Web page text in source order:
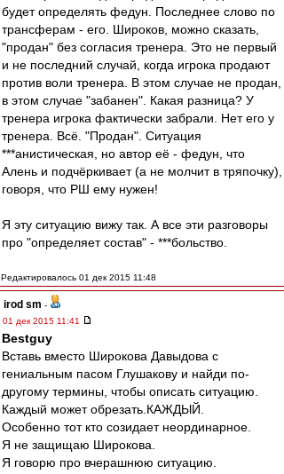
будет определять федун. Последнее слово по
трансферам - его. Широков, можно сказать,
"продан" без согласия тренера. Это не первый
и не последний случай, когда игрока продают
против воли тренера. В этом случае не продан,
в этом случае "забанен". Какая разница? У
тренера игрока фактически забрали. Нет его у
тренера. Всё. "Продан". Ситуация
***анистическая, но автор её - федун, что
Алень и подчёркивает (а не молчит в тряпочку),
говоря, что РШ ему нужен!
Я эту ситуацию вижу так. А все эти разговоры
про "определяет состав" - ***больство.
Редактировалось 01 дек 2015 11:48
irod sm -
01 дек 2015 11:41
Bestguy
Вставь вместо Широкова Давыдова с
гениальным пасом Глушакову и найди по-
другому термины, чтобы описать ситуацию.
Каждый может обрезать.КАЖДЫЙ.
Особенно тот кто созидает неординарное.
Я не защищаю Широкова.
Я говорю про вчерашнюю ситуацию.